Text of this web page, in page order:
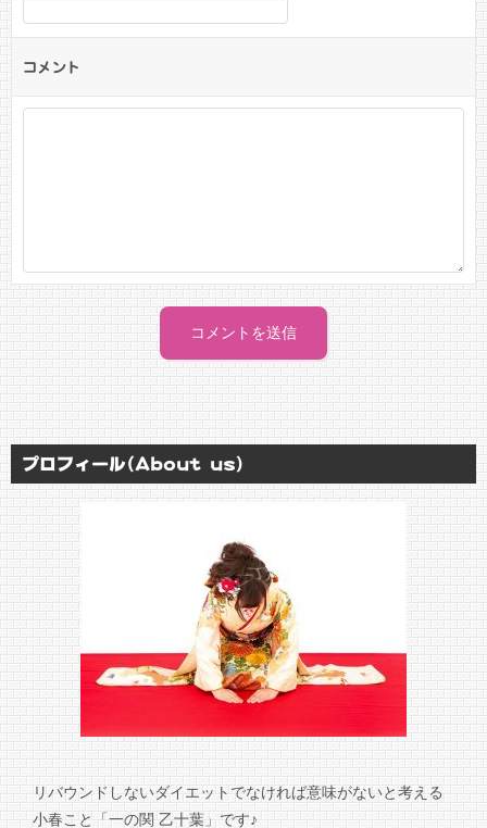
コメント
プロフィール(About us)
リバウンドしないダイエットでなければ意味がないと考える
小春こと「一の関 乙十葉」です♪